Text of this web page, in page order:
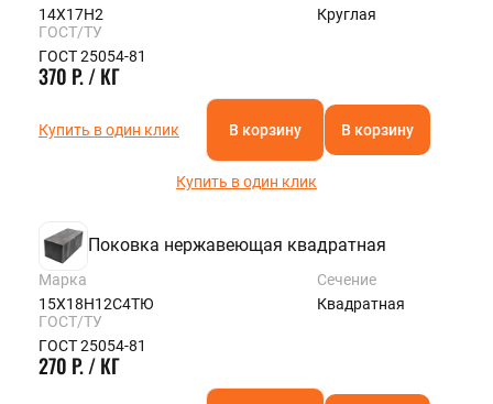
14Х17Н2
Круглая
ГОСТ/ТУ
ГОСТ 25054-81
370 Р. / КГ
Купить в один клик В корзину В корзину
Купить в один клик
Поковка нержавеющая квадратная
Марка
15Х18Н12С4ТЮ
Сечение
Квадратная
ГОСТ/ТУ
ГОСТ 25054-81
270 Р. / КГ